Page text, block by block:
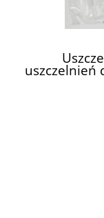
uszczelnień
6909807